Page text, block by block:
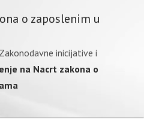
o zaposlenim u
Zakonodavne inicijative i
na Nacrt zakona o